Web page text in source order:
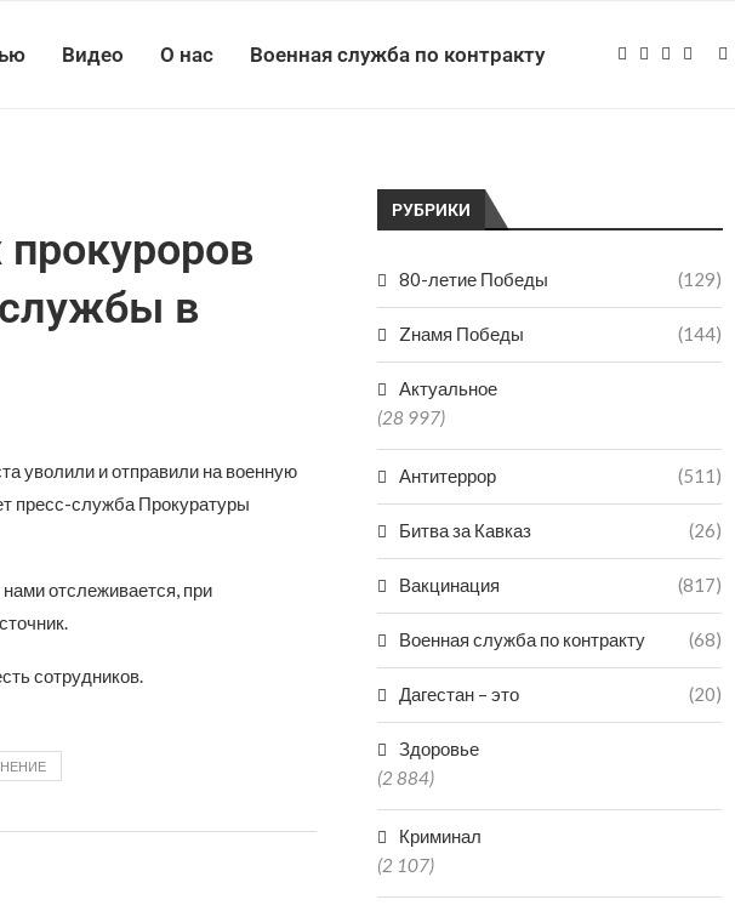
Видео О нас Военная служба по контракту
прокуроров
в
уволили и отправили на военную
пресс-служба Прокуратуры
отслеживается, при
сотрудников.
РУБРИКИ
80-летие Победы (129)
Zнамя Победы (144)
Актуальное
(28 997)
Антитеррор (511)
Битва за Кавказ (26)
Вакцинация (817)
Военная служба по контракту (68)
Дагестан – это (20)
Здоровье
(2 884)
Криминал
(2 107)